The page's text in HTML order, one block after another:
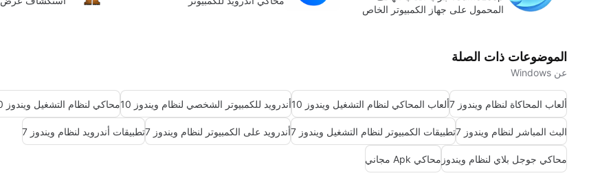
المحمول على جهاز الكمبيوتر الخاص
الموضوعات ذات الصلة
عن Windows
ألعاب المحاكاة لنظام ويندوز 7 ألعاب المحاكي لنظام التشغيل ويندوز 10 أندرويد للكمبيوتر الشخصي لنظام ويندوز 10 محاكي لنظام التشغيل ويندوز 10
البث المباشر لنظام ويندوز 7 تطبيقات الكمبيوتر لنظام التشغيل ويندوز 7 أندرويد على الكمبيوتر لنظام ويندوز 7 تطبيقات أندرويد لنظام ويندوز 7
محاكي جوجل بلاي لنظام ويندوز محاكي Apk مجاني